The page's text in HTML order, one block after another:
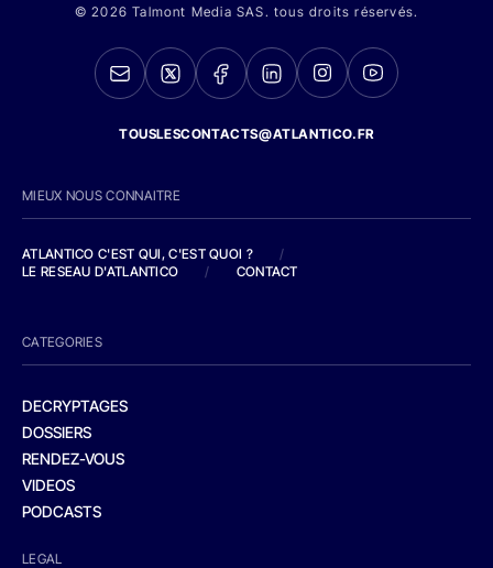
© 2026 Talmont Media SAS. tous droits réservés.
TOUSLESCONTACTS@ATLANTICO.FR
MIEUX NOUS CONNAITRE
ATLANTICO C'EST QUI, C'EST QUOI ?
/
LE RESEAU D'ATLANTICO
/ CONTACT
CATEGORIES
DECRYPTAGES
DOSSIERS
RENDEZ-VOUS
VIDEOS
PODCASTS
LEGAL